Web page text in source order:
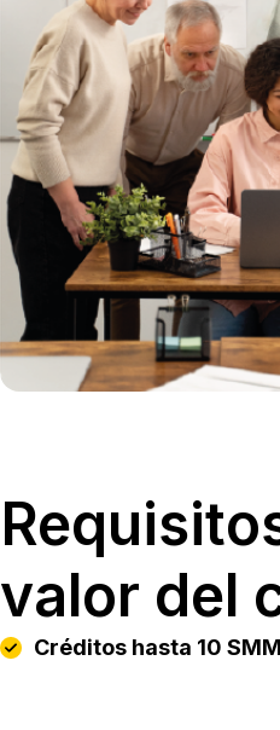
valor del
Créditos hasta 10